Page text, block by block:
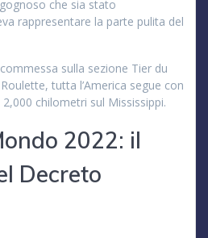
che sia stato
rappresentare la parte pulita del
sulla sezione Tier du
tutta l’America segue con
chilometri sul Mississippi.
2022: il
Decreto